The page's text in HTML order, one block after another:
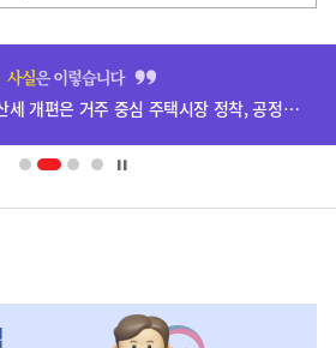
(보도설명) 금번 종합부동산세 개편은 거주 중심 주택시장 정착, 공정과세 및 과세형평 제고를 위한 것입니다.